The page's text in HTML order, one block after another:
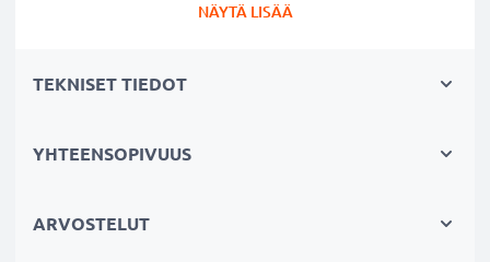
✔ Nopea tiedonsiirto - tiedonsiirtokaapeli uusimmalla
✔ Yhteensopiva myös aiempien USB-versioiden
NÄYTÄ LISÄÄ
TEKNISET TIEDOT
YHTEENSOPIVUUS
ARVOSTELUT